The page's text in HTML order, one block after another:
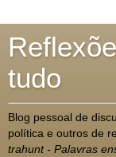
tudo
Blog pessoal de
política e outros de
trahunt - Palavras